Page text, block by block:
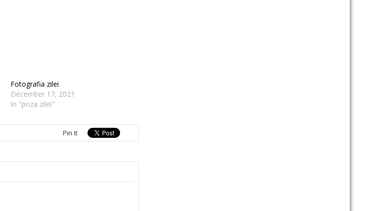
Fotografia zilei
December 17, 2021
In "poza zilei"
Pin It